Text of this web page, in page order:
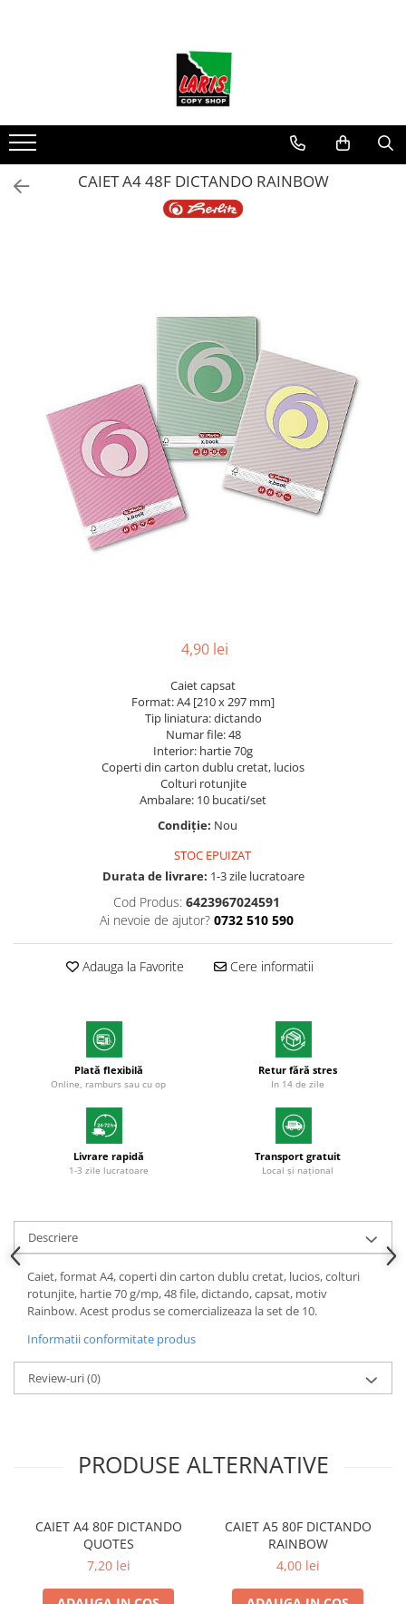
Instrumente de scris
Rollere & Finelinere
Rollere
Pix corector
Banda corectoare
Pic-uri cu rescriere
Fluid corector
Creioane mecanice
Markere & Textmarkere
Markere tabla alba/whiteboard
Markere cu vopsea
Hartie si produse din hartie
Hartie si cartoane colorate
Hartie in formate mari
Hartie milimetrica
Produse din hartie
Cuburi din hartie
Caiete pentru birou
Etichete adezive
Plicuri
Role pentru case de marcat
Tipizate
Notesuri adezive
Blocnotes-uri
Organizare si arhivare
Bibliorafturi
Dosare din carton
Dosare din plastic
CAIET A4 48F DICTANDO RAINBOW
4,90 lei
Caiet capsat
Format: A4 [210 x 297 mm]
Tip liniatura: dictando
Numar file: 48
Interior: hartie 70g
Coperti din carton dublu cretat, lucios
Colturi rotunjite
Ambalare: 10 bucati/set
Condiție: Nou
STOC EPUIZAT
Durata de livrare: 1-3 zile lucratoare
Cod Produs: 6423967024591
Ai nevoie de ajutor? 0732 510 590
Adauga la Favorite Cere informatii
Plată flexibilă
Online, ramburs sau cu op
Retur fără stres
In 14 de zile
Livrare rapidă
1-3 zile lucratoare
Transport gratuit
Local și național
Descriere
Caiet, format A4, coperti din carton dublu cretat, lucios, colturi
rotunjite, hartie 70 g/mp, 48 file, dictando, capsat, motiv
Rainbow. Acest produs se comercializeaza la set de 10.
Informatii conformitate produs
Review-uri(0)
PRODUSE ALTERNATIVE
CAIET A4 80F DICTANDO
QUOTES
7,20 lei
CAIET A5 80F DICTANDO
RAINBOW
4,00 lei